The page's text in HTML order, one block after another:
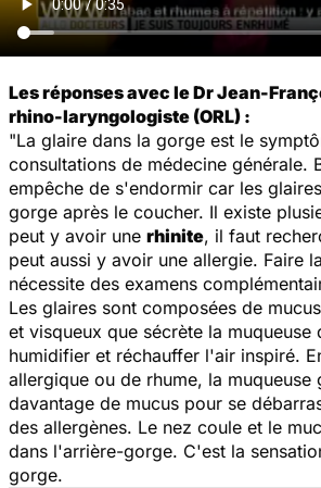
Les réponses avec le Dr Jean-
rhino-laryngologiste (ORL) :
"La glaire dans la gorge est le
consultations de médecine générale.
empêche de s'endormir car les
gorge après le coucher. Il existe
peut y avoir une rhinite, il faut
peut aussi y avoir une allergie. Faire
nécessite des examens
Les glaires sont composées de
et visqueux que sécrète la muqueuse
humidifier et réchauffer l'air inspiré.
allergique ou de rhume, la
davantage de mucus pour se
des allergènes. Le nez coule et le
dans l'arrière-gorge. C'est la
gorge.